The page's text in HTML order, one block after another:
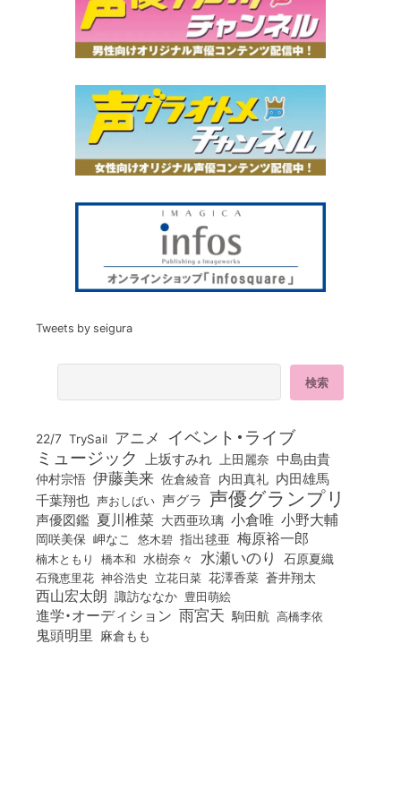
Tweets by seigura
22/7 TrySail アニメ イベント・ライブ
ミュージック 上坂すみれ 上田麗奈 中島由貴
仲村宗悟 伊藤美来 佐倉綾音 内田真礼 内田雄馬
千葉翔也 声おしばい 声グラ 声優グランプリ
声優図鑑 夏川椎菜 大西亜玖璃 小倉唯 小野大輔
岡咲美保 岬なこ 悠木碧 指出毬亜 梅原裕一郎
楠木ともり 橋本和 水樹奈々 水瀬いのり 石原夏織
石飛恵里花 神谷浩史 立花日菜 花澤香菜 蒼井翔太
西山宏太朗 諏訪ななか 豊田萌絵
進学・オーディション 雨宮天 駒田航 高橋李依
鬼頭明里 麻倉もも